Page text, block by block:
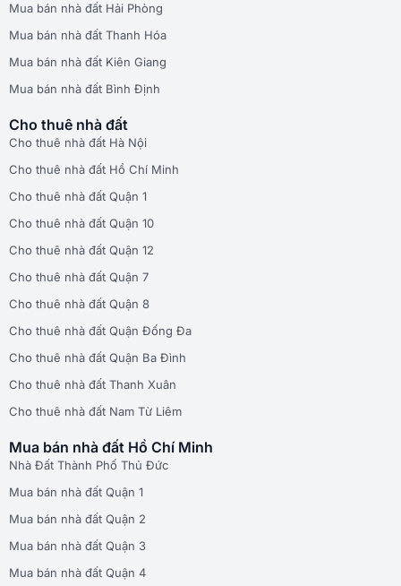
Mua bán nhà đất Hải Phòng
Mua bán nhà đất Thanh Hóa
Mua bán nhà đất Kiên Giang
Mua bán nhà đất Bình Định
Cho thuê nhà đất
Cho thuê nhà đất Hà Nội
Cho thuê nhà đất Hồ Chí Minh
Cho thuê nhà đất Quận 1
Cho thuê nhà đất Quận 10
Cho thuê nhà đất Quận 12
Cho thuê nhà đất Quận 7
Cho thuê nhà đất Quận 8
Cho thuê nhà đất Quận Đống Đa
Cho thuê nhà đất Quận Ba Đình
Cho thuê nhà đất Thanh Xuân
Cho thuê nhà đất Nam Từ Liêm
Mua bán nhà đất Hồ Chí Minh
Nhà Đất Thành Phố Thủ Đức
Mua bán nhà đất Quận 1
Mua bán nhà đất Quận 2
Mua bán nhà đất Quận 3
Mua bán nhà đất Quận 4